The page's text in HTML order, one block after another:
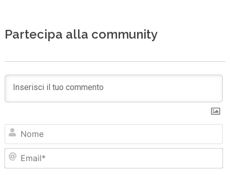
Partecipa alla community